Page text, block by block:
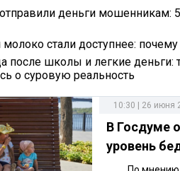
деньги мошенникам:
стали доступнее:
после школы и легкие
о суровую реальность
10:30 | 26 июня
В Госдуме
уровень